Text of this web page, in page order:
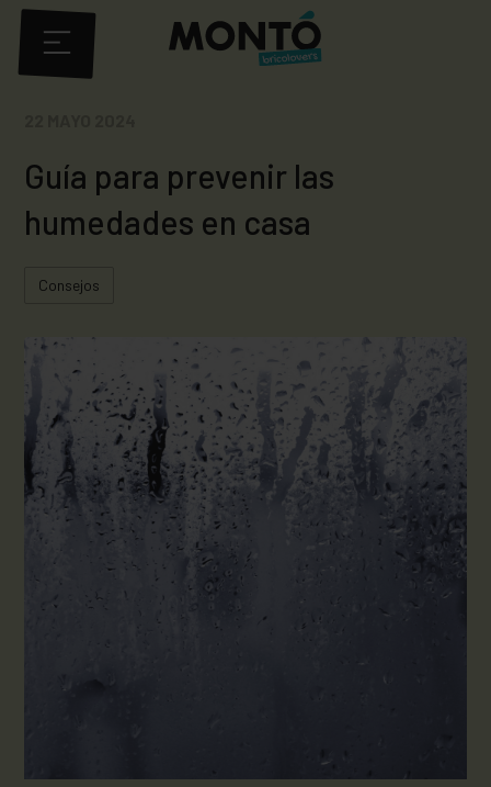
Guía para prevenir las
humedades en casa
Consejos